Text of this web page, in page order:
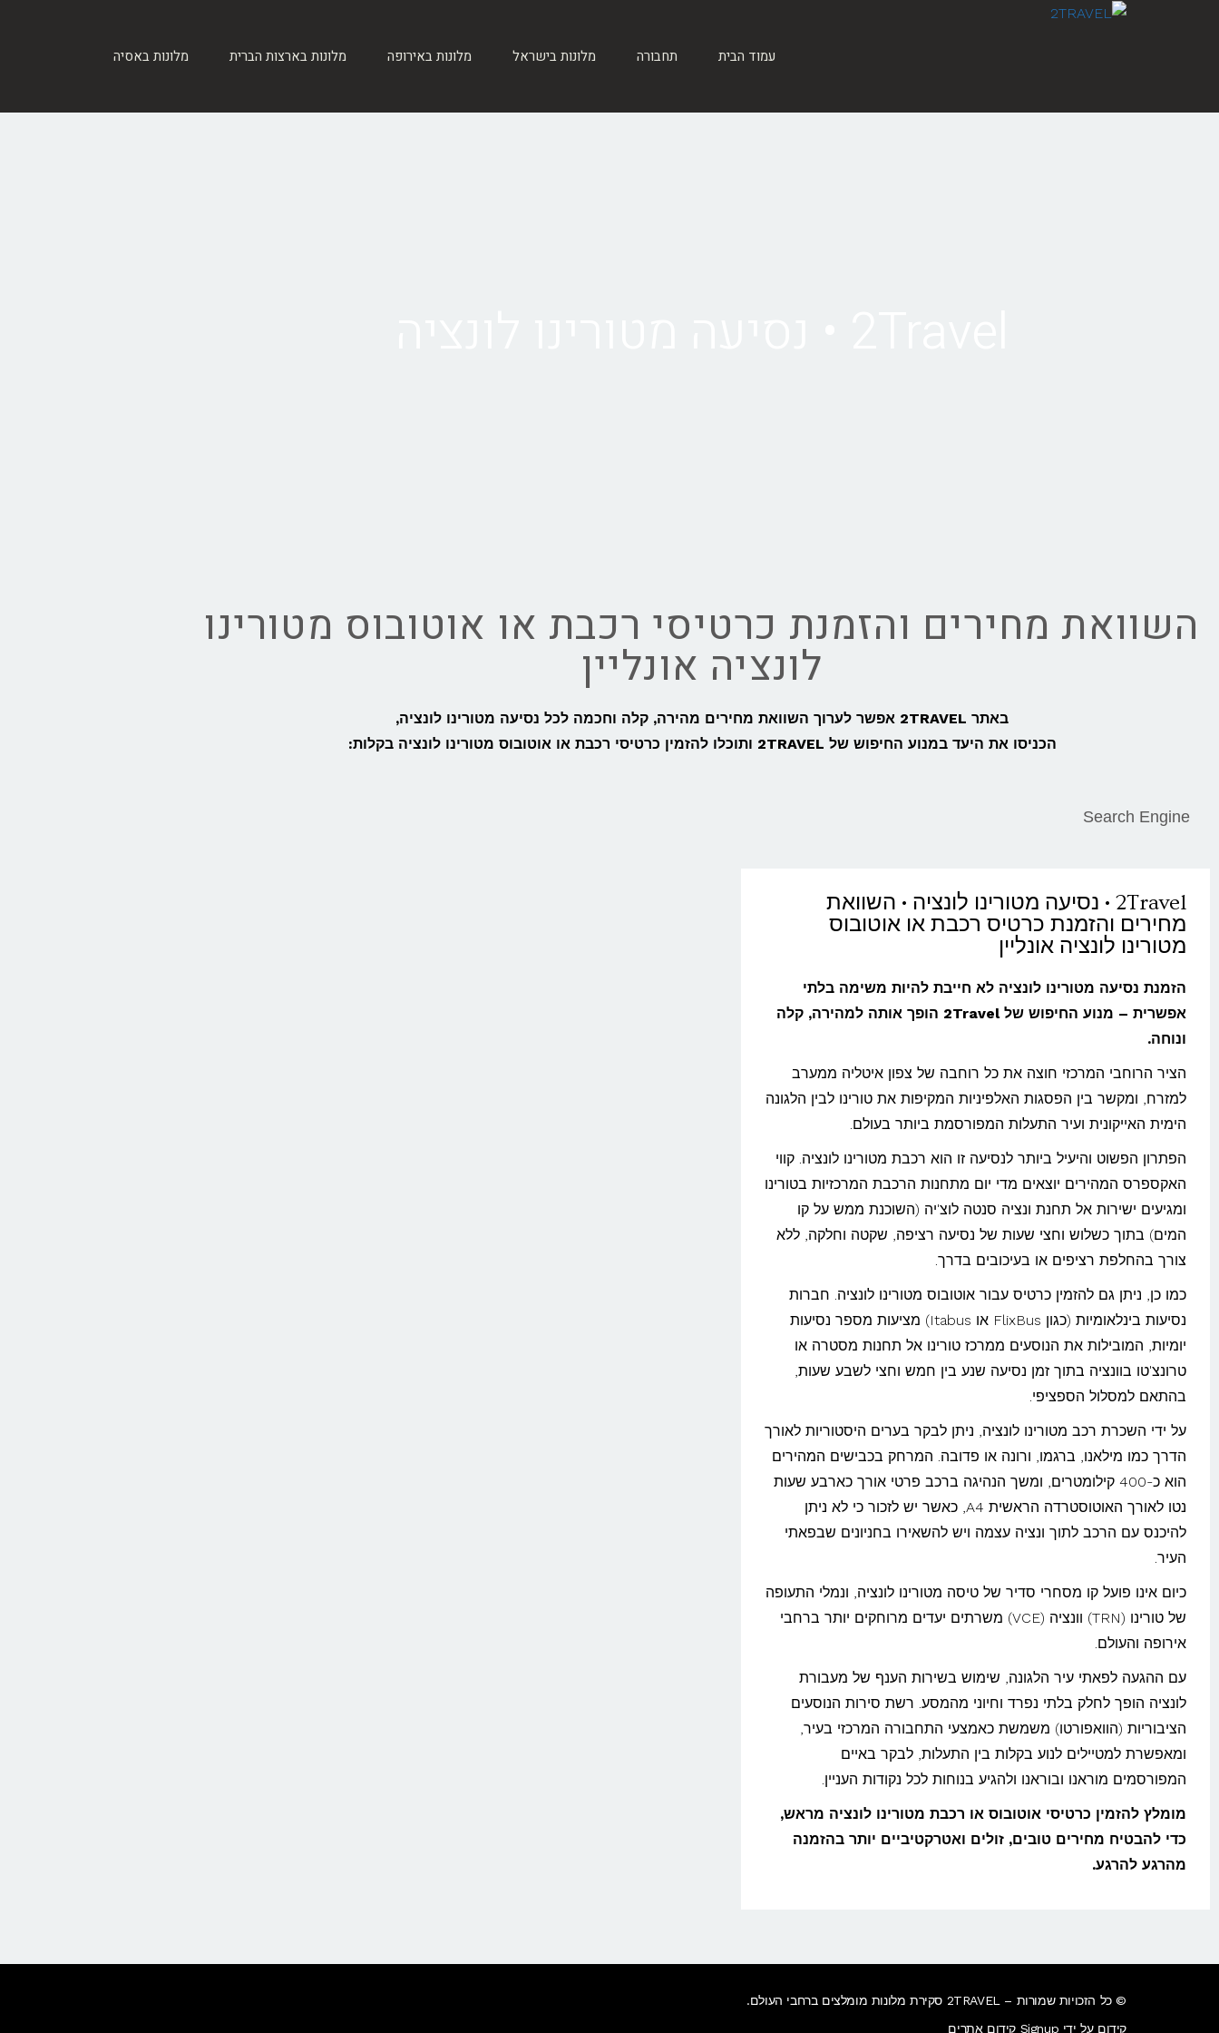
עמוד הבית תחבורה מלונות בישראל מלונות באירופה מלונות בארצות הברית מלונות באסיה
השוואת מחירים והזמנת כרטיסי רכבת או אוטובוס מטורינו
לונציה אונליין
באתר 2TRAVEL אפשר לערוך השוואת מחירים מהירה, קלה וחכמה לכל נסיעה מטורינו לונציה,
הכניסו את היעד במנוע החיפוש של 2TRAVEL ותוכלו להזמין כרטיסי רכבת או אוטובוס מטורינו לונציה בקלות:
Search Engine
2Travel • נסיעה מטורינו לונציה • השוואת
מחירים והזמנת כרטיס רכבת או אוטובוס
מטורינו לונציה אונליין
הזמנת נסיעה מטורינו לונציה לא חייבת להיות משימה בלתי
אפשרית – מנוע החיפוש של 2Travel הופך אותה למהירה, קלה
ונוחה.
הציר הרוחבי המרכזי חוצה את כל רוחבה של צפון איטליה ממערב
למזרח, ומקשר בין הפסגות האלפיניות המקיפות את טורינו לבין הלגונה
הימית האייקונית ועיר התעלות המפורסמת ביותר בעולם.
הפתרון הפשוט והיעיל ביותר לנסיעה זו הוא רכבת מטורינו לונציה. קווי
האקספרס המהירים יוצאים מדי יום מתחנות הרכבת המרכזיות בטורינו
ומגיעים ישירות אל תחנת ונציה סנטה לוצ'יה (השוכנת ממש על קו
המים) בתוך כשלוש וחצי שעות של נסיעה רציפה, שקטה וחלקה, ללא
צורך בהחלפת רציפים או בעיכובים בדרך.
כמו כן, ניתן גם להזמין כרטיס עבור אוטובוס מטורינו לונציה. חברות
נסיעות בינלאומיות (כגון FlixBus או Itabus) מציעות מספר נסיעות
יומיות, המובילות את הנוסעים ממרכז טורינו אל תחנות מסטרה או
טרונצ'טו בוונציה בתוך זמן נסיעה שנע בין חמש וחצי לשבע שעות,
בהתאם למסלול הספציפי.
על ידי השכרת רכב מטורינו לונציה, ניתן לבקר בערים היסטוריות לאורך
הדרך כמו מילאנו, ברגמו, ורונה או פדובה. המרחק בכבישים המהירים
הוא כ-400 קילומטרים, ומשך הנהיגה ברכב פרטי אורך כארבע שעות
נטו לאורך האוטוסטרדה הראשית A4, כאשר יש לזכור כי לא ניתן
להיכנס עם הרכב לתוך ונציה עצמה ויש להשאירו בחניונים שבפאתי
העיר.
כיום אינו פועל קו מסחרי סדיר של טיסה מטורינו לונציה, ונמלי התעופה
של טורינו (TRN) וונציה (VCE) משרתים יעדים מרוחקים יותר ברחבי
אירופה והעולם.
עם ההגעה לפאתי עיר הלגונה, שימוש בשירות הענף של מעבורת
לונציה הופך לחלק בלתי נפרד וחיוני מהמסע. רשת סירות הנוסעים
הציבוריות (הוואפורטו) משמשת כאמצעי התחבורה המרכזי בעיר,
ומאפשרת למטיילים לנוע בקלות בין התעלות, לבקר באיים
המפורסמים מוראנו ובוראנו ולהגיע בנוחות לכל נקודות העניין.
מומלץ להזמין כרטיסי אוטובוס או רכבת מטורינו לונציה מראש,
כדי להבטיח מחירים טובים, זולים ואטרקטיביים יותר בהזמנה
מהרגע להרגע.
© כל הזכויות שמורות – 2TRAVEL סקירת מלונות מומלצים ברחבי העולם.
קידום על ידי Signup קידום אתרים